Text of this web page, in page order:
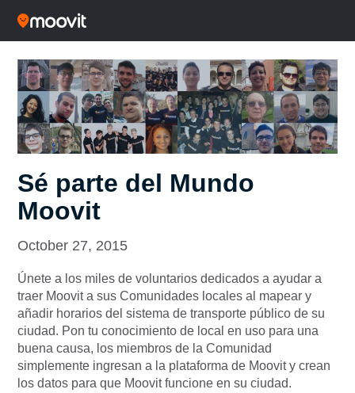
Sé parte del Mundo
Moovit
October 27, 2015
Únete a los miles de voluntarios dedicados a ayudar a
traer Moovit a sus Comunidades locales al mapear y
añadir horarios del sistema de transporte público de su
ciudad. Pon tu conocimiento de local en uso para una
buena causa, los miembros de la Comunidad
simplemente ingresan a la plataforma de Moovit y crean
los datos para que Moovit funcione en su ciudad.